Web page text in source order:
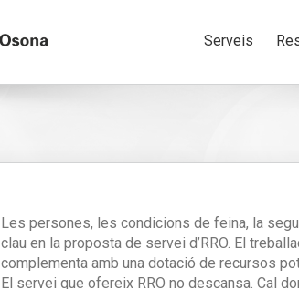
Serveis
Les persones, les condicions de feina, la
clau en la proposta de servei d’RRO. El
complementa amb una dotació de recursos
El servei que ofereix RRO no descansa. Cal